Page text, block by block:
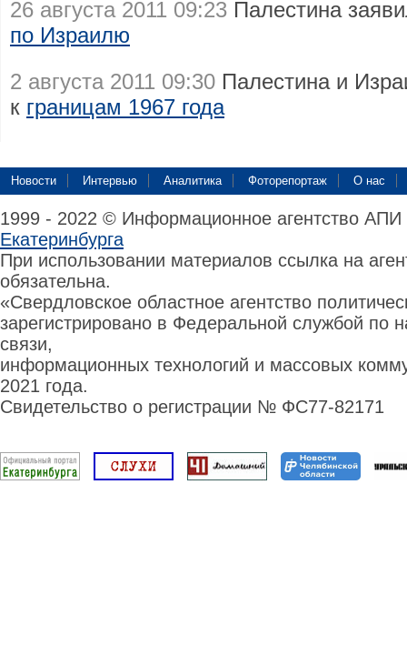
26 августа 2011 09:23 Палестина
по Израилю
2 августа 2011 09:30 Палестина и
к границам 1967 года
Новости Интервью Аналитика Фоторепортаж О нас
1999 - 2022 © Информационное агентство
Екатеринбурга
При использовании материалов ссылка на
обязательна.
«Свердловское областное агентство
зарегистрировано в Федеральной службой по
связи,
информационных технологий и массовых
2021 года.
Свидетельство о регистрации № ФС77-82171